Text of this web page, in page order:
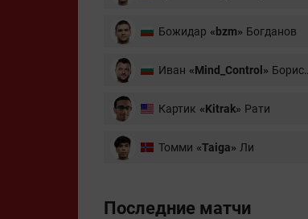
Божидар «bzm» Богданов
Иван «Mind_Control» Бориславов
Картик «Kitrak» Рати
Томми «Taiga» Ли
Последние матчи